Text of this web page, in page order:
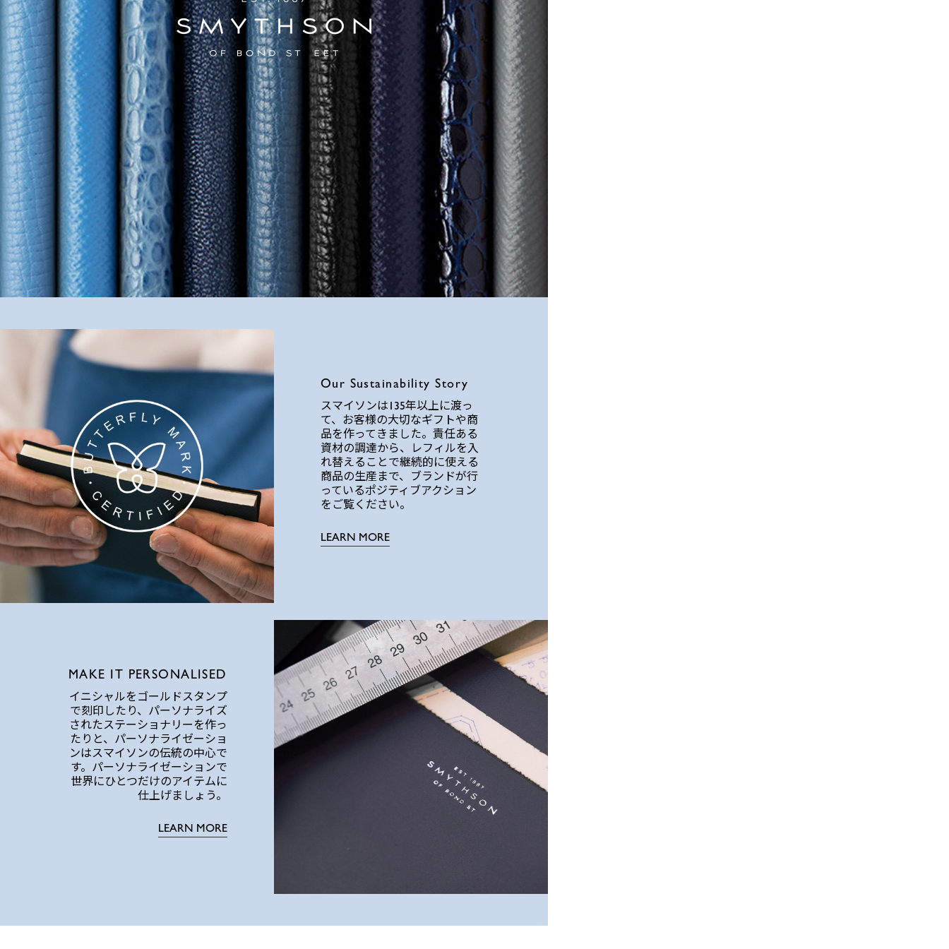
Our Sustainability Story
スマイソンは135年以上に渡っ
て、お客様の大切なギフトや商
品を作ってきました。責任ある
資材の調達から、レフィルを入
れ替えることで継続的に使える
商品の生産まで、ブランドが行
っているポジティブアクション
をご覧ください。
LEARN MORE
MAKE IT PERSONALISED
イニシャルをゴールドスタンプ
で刻印したり、パーソナライズ
されたステーショナリーを作っ
たりと、パーソナライゼーショ
ンはスマイソンの伝統の中心で
す。パーソナライゼーションで
世界にひとつだけのアイテムに
仕上げましょう。
LEARN MORE